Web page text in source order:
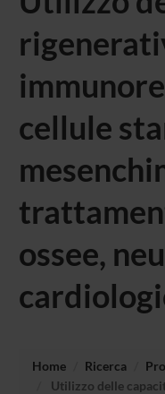
cellule
ossee,
Home Ricerca
Utilizzo delle